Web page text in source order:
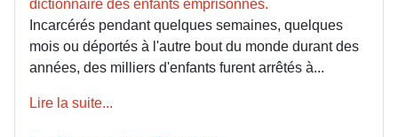
dictionnaire des enfants emprisonnés.
Incarcérés pendant quelques semaines, quelques
mois ou déportés à l'autre bout du monde durant des
années, des milliers d'enfants furent arrêtés à...
Lire la suite...